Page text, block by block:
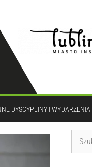
DYSCYPLINY I WYDARZENIA